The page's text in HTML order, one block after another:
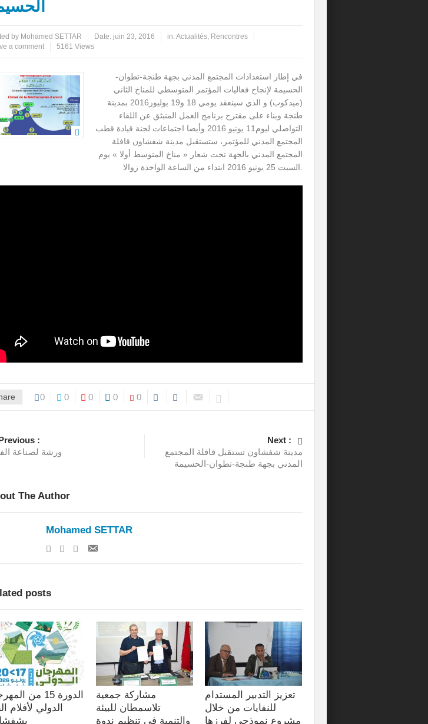
by Mohamed SETTAR Date: juin 23, 2016 in:Actualités, Rencontres
a comment
5161 Views
في إطار استعدادات المجتمع المدني بجهة طنجة-تطوان-
الحسيمة لإنجاح فعاليات المؤتمر المتوسطي للمناخ الثاني
(ميدكوب) و الذي سينعقد يومي 18 و19 يوليوز2016 بمدينة
طنجة وبناء على مقترح برنامج العمل المنبثق عن اللقاء
التواصلي ليوم11 يونيو 2016 وأيضا اجتماعات لجنة قيادة قطب
المجتمع المدني للمؤتمر، ستستقبل مدينة شفشاون قافلة
المجتمع المدني بالجهة تحت شعار « مناخ المتوسط أولا » يوم
0 0 0 0 0
:
ورشة لصناعة
Next :
مدينة شفشاون تستقبل قافلة المجتمع
المدني بجهة طنجة-تطوان-الحسيمة
The Author
Mohamed SETTAR
posts
الدورة 15 من
الدولي لأفلام
مشاركة جمعية
تلاسمطان للبيئة
والتنمية في تنظيم ندوة
تعزيز التدبير المستدام
للنفايات من خلال
مشروع نموذجي لفرزها